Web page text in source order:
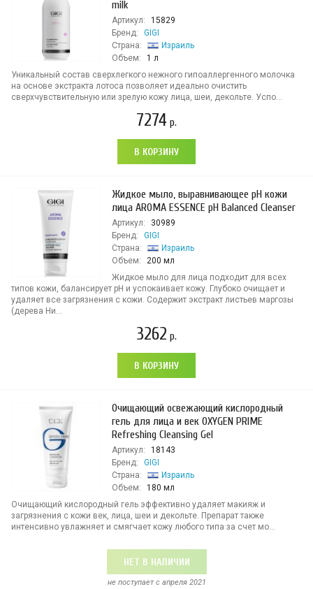
milk
Артикул:
15829
Бренд:
GIGI
Страна:
Израиль
Объем:
1 л
Уникальный состав сверхлегкого нежного гипоаллергенного молочка
на основе экстракта лотоса позволяет идеально очистить
сверхчувствительную или зрелую кожу лица, шеи, декольте. Успо...
7274 р.
В КОРЗИНУ
Жидкое мыло, выравнивающее pH кожи
лица AROMA ESSENCE pH Balanced Cleanser
Артикул:
30989
Бренд:
GIGI
Страна:
Израиль
Объем:
200 мл
Жидкое мыло для лица подходит для всех
типов кожи, балансирует pH и успокаивает кожу. Глубоко очищает и
удаляет все загрязнения с кожи. Содержит экстракт листьев маргозы
(дерева Ни...
3262 р.
В КОРЗИНУ
Очищающий освежающий кислородный
гель для лица и век OXYGEN PRIME
Refreshing Cleansing Gel
Артикул:
18143
Бренд:
GIGI
Страна:
Израиль
Объем:
180 мл
Очищающий кислородный гель эффективно удаляет макияж и
загрязнения с кожи век, лица, шеи и декольте. Препарат также
интенсивно увлажняет и смягчает кожу любого типа за счет мо...
НЕТ В НАЛИЧИИ
не поступает c апреля 2021